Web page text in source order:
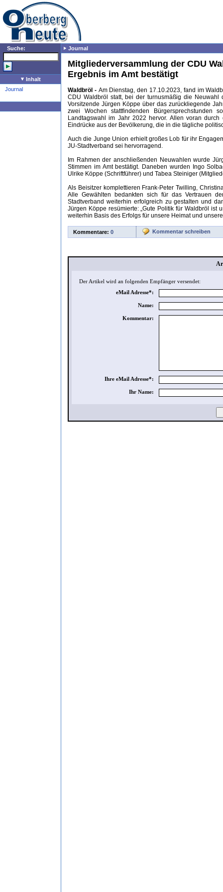
Suche:
Inhalt
Journal
Journal
Mitgliederversammlung der CDU
Ergebnis im Amt bestätigt
Waldbröl - Am Dienstag, den 17.10.2023, fand im
CDU Waldbröl statt, bei der turnusmäßig die Neuwahl
Vorsitzende Jürgen Köppe über das zurückliegende
zwei Wochen stattfindenden
Landtagswahl im Jahr 2022 hervor. Allen voran
Eindrücke aus der Bevölkerung, die in die tägliche
Auch die Junge Union erhielt großes Lob für ihr
JU-Stadtverband sei hervorragend.
Im Rahmen der anschließenden Neuwahlen wurde
Stimmen im Amt bestätigt. Daneben wurden Ingo
Ulrike Köppe (Schriftführer) und Tabea Steiniger
Als Beisitzer komplettieren Frank-Peter Twilling,
Alle Gewählten bedankten sich für das Vertrauen
Stadtverband weiterhin erfolgreich zu gestalten und
Jürgen Köppe resümierte: „Gute Politik für Waldbröl
weiterhin Basis des Erfolgs für unsere Heimat und
Kommentare: 0 Kommentar schreiben
Der Artikel wird an folgenden Empfänger versendet:
eMail Adresse*:
Name:
Kommentar:
Ihre eMail Adresse*:
Ihr Name: